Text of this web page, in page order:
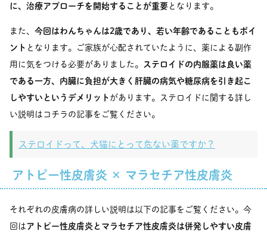
に、治療アプローチを開始することが重要 となります。
また、 今回はわんちゃんは2歳であり、若い年齢であることもポイ
ント となります。ご家族が心配されていたように、薬による副作
用に気をつける必要がありました。
ステロイドの内服薬は良い薬
である一方、内臓に負担が大きく肝臓の病気や糖尿病を引き起こ
しやすいというデメリット があります。ステロイドに関する詳し
い説明はコチラの記事をご覧ください。
ステロイドって、犬猫にとって危ない薬ですか？
アトピー性皮膚炎 × マラセチア性皮膚炎
それぞれの皮膚病の詳しい説明は以下の記事をご覧ください。今
回はアトピー性皮膚炎とマラセチア性皮膚炎は併発しやすい皮膚